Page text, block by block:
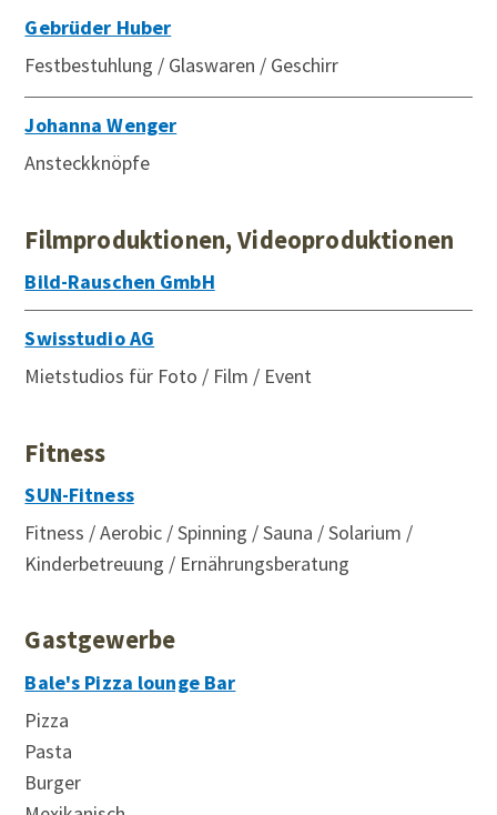
Gebrüder Huber
Festbestuhlung / Glaswaren / Geschirr
Johanna Wenger
Ansteckknöpfe
Filmproduktionen, Videoproduktionen
Bild-Rauschen GmbH
Swisstudio AG
Mietstudios für Foto / Film / Event
Fitness
SUN-Fitness
Fitness / Aerobic / Spinning / Sauna / Solarium /
Kinderbetreuung / Ernährungsberatung
Gastgewerbe
Bale's Pizza lounge Bar
Pizza
Pasta
Burger